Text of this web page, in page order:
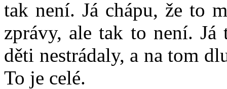
tak není. Já chápu, že to
zprávy, ale tak to není.
děti nestrádaly, a na tom
To je celé.